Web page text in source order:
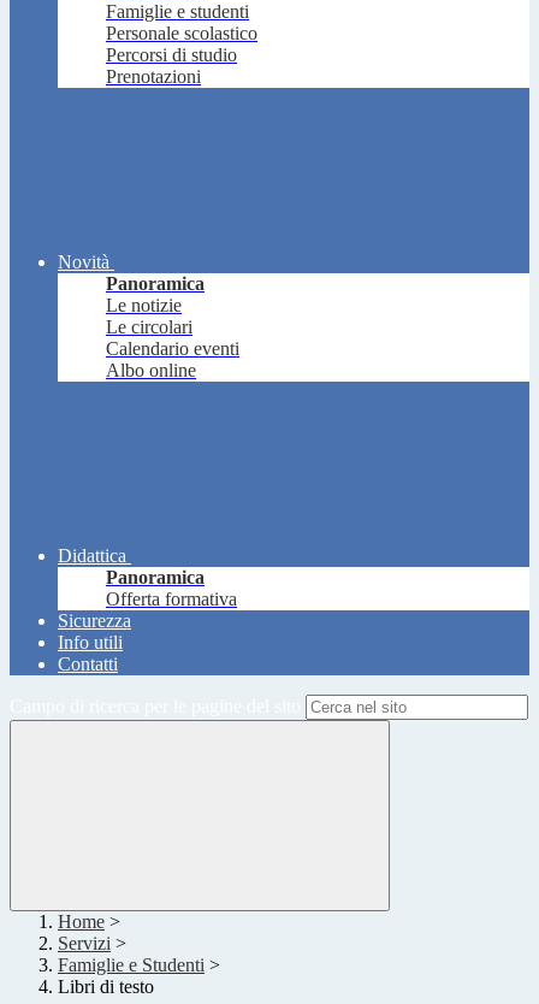
Famiglie e studenti
Personale scolastico
Percorsi di studio
Prenotazioni
Novità
Panoramica
Le notizie
Le circolari
Calendario eventi
Albo online
Didattica
Panoramica
Offerta formativa
Sicurezza
Info utili
Contatti
Home >
Servizi >
Famiglie e Studenti >
Libri di testo